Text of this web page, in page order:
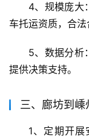
4、规模庞大
车托运资质，合法
5、数据分析
提供决策支持。
三、廊坊到
1、定期开